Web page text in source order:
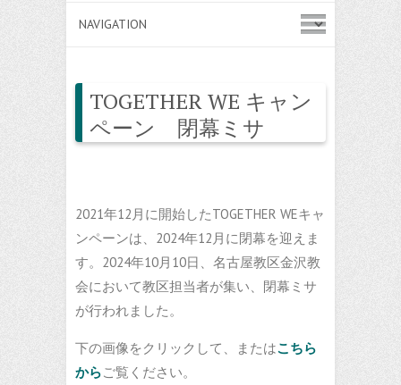
TOGETHER WE キャン
ペーン 閉幕ミサ
2021年12月に開始したTOGETHER WEキャ
ンペーンは、2024年12月に閉幕を迎えま
す。2024年10月10日、名古屋教区金沢教
会において教区担当者が集い、閉幕ミサ
が行われました。
下の画像をクリックして、またはこちら
からご覧ください。